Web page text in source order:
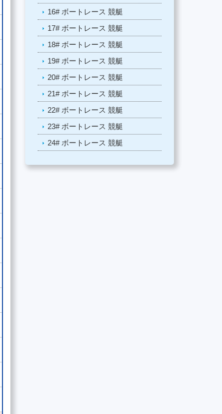
16# ボートレース 競艇
17# ボートレース 競艇
18# ボートレース 競艇
19# ボートレース 競艇
20# ボートレース 競艇
21# ボートレース 競艇
22# ボートレース 競艇
23# ボートレース 競艇
24# ボートレース 競艇